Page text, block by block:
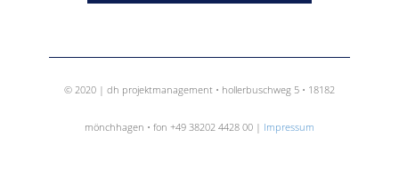
© 2020 | dh projektmanagement • hollerbuschweg 5 • 18182
mönchhagen • fon +49 38202 4428 00 | Impressum